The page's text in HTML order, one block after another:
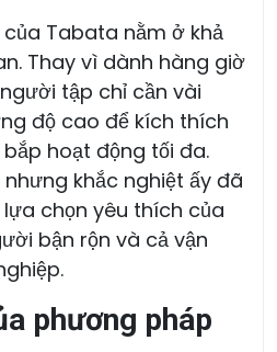
Tabata nằm ở khả
Thay vì dành hàng giờ
tập chỉ cần vài
độ cao để kích thích
hoạt động tối đa.
khắc nghiệt ấy đã
chọn yêu thích của
bận rộn và cả vận
phương pháp